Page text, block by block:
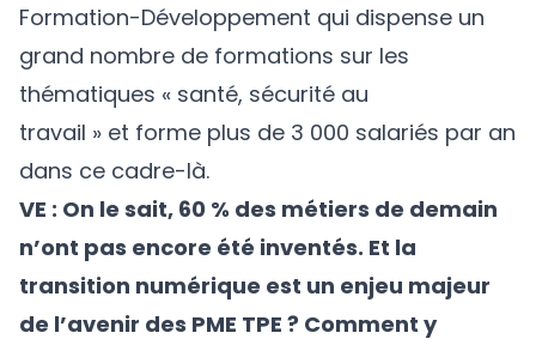
Formation-Développement qui dispense un
grand nombre de formations sur les
thématiques « santé, sécurité au
travail » et forme plus de 3 000 salariés par an
dans ce cadre-là.
VE : On le sait, 60 % des métiers de demain
n’ont pas encore été inventés. Et la
transition numérique est un enjeu majeur
de l’avenir des PME TPE ? Comment y